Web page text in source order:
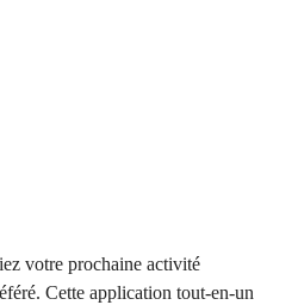
votre prochaine activité
Cette application tout-en-un